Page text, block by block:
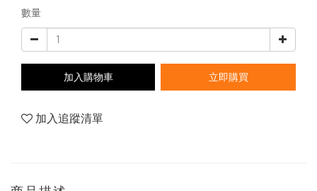
數量
加入購物車 立即購買
加入追蹤清單